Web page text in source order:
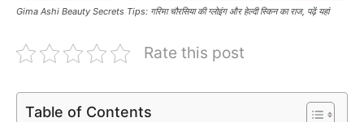
Gima Ashi Beauty Secrets Tips: गरिमा चौरसिया की ग्लोइंग और हेल्दी स्किन का राज, पढ़ें यहां
Rate this post
Table of Contents